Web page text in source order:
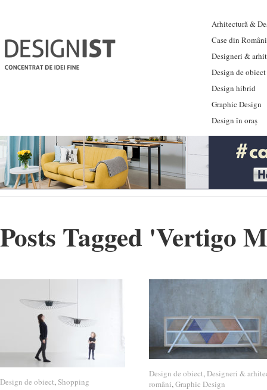
Arhitectură &
Case din
Designeri &
Design de obiect
Design hibrid
Graphic Design
Design în oraș
Posts Tagged 'Vertigo
Design de obiect,Shopping
Design de obiect Shopping
Design de obiect,Designeri &
români,Graphic Design
Design de obiect Designeri &
români Graphic Design